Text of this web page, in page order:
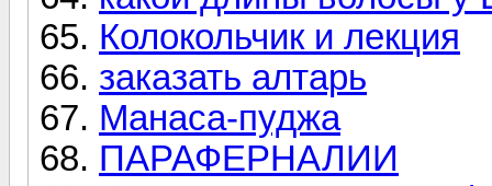
Колокольчик и лекция
заказать алтарь
Манаса-пуджа
ПАРАФЕРНАЛИИ